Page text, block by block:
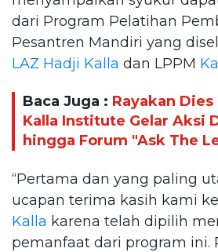
dari Program Pelatihan
Pesantren Mandiri yang
LAZ Hadji Kalla dan LPPM
Baca Juga : Rayakan Dies
Kalla Institute Gelar Aksi
hingga Forum "Ask The
“Pertama dan yang paling
ucapan terima kasih kami
Kalla karena telah dipilih
pemanfaat dari program ini.